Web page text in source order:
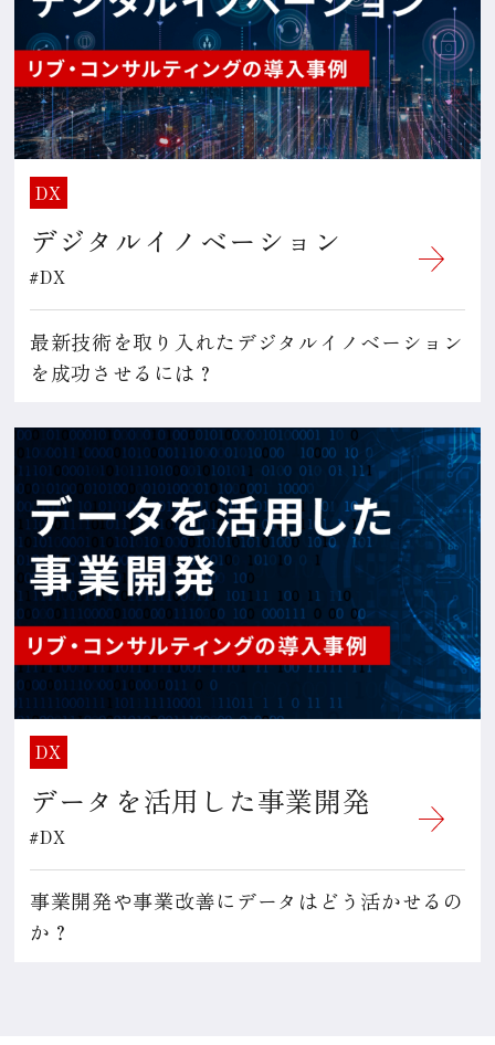
DX
デジタルイノベーション
#DX
最新技術を取り入れたデジタルイノベーション
を成功させるには？
DX
データを活用した事業開発
#DX
事業開発や事業改善にデータはどう活かせるの
か？